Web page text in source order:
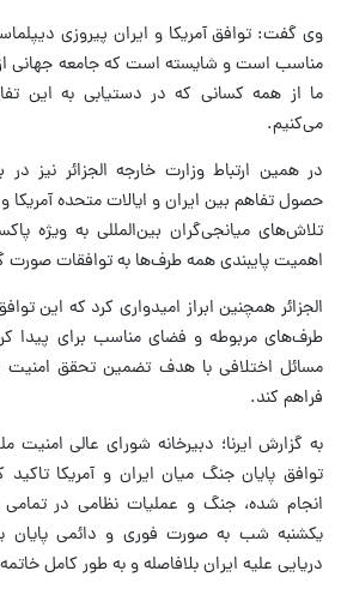
وی گفت: توافق آمریکا و ایران پیروزی
مناسب است و شایسته است که جامعه جهانی از
ما از همه کسانی که در دستیابی به این
می‌کنیم.
در همین ارتباط وزارت خارجه الجزائر نیز
حصول تفاهم بین ایران و ایالات متحده آمریکا
تلاش‌های میانجی‌گران بین‌المللی به ویژه
اهمیت پایبندی همه طرف‌ها به توافقات صورت
الجزائر همچنین ابراز امیدواری کرد که این
طرف‌های مربوطه و فضای مناسب برای پیدا
مسائل اختلافی با هدف تضمین تحقق امنیت
فراهم کند.
به گزارش ایرنا؛ دبیرخانه شورای عالی امنیت
توافق پایان جنگ میان ایران و آمریکا
انجام شده، جنگ و عملیات نظامی در تمامی
یکشنبه شب به صورت فوری و دائمی پایان
دریایی علیه ایران بلافاصله و به طور کامل